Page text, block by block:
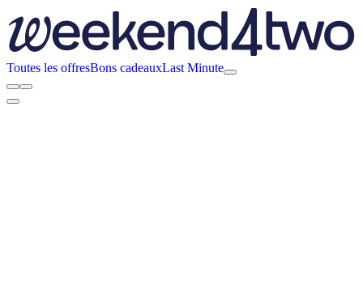
Toutes les offresBons cadeauxLast Minute